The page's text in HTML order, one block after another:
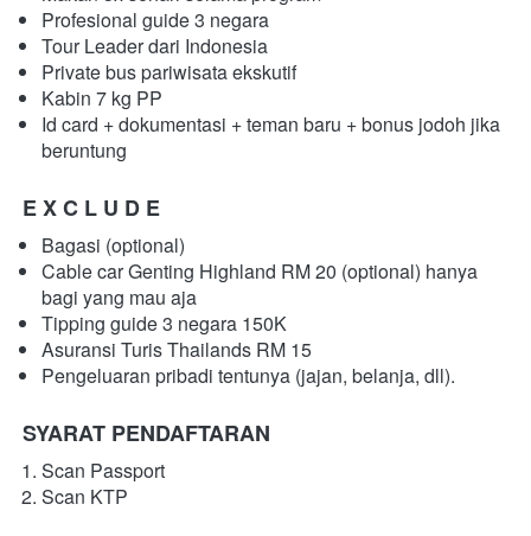
Profesional guide 3 negara
Tour Leader dari Indonesia
Private bus pariwisata ekskutif
Kabin 7 kg PP
Id card + dokumentasi + teman baru + bonus jodoh jika
beruntung
E X C L U D E
Bagasi (optional)
Cable car Genting Highland RM 20 (optional) hanya
bagi yang mau aja
Tipping guide 3 negara 150K
Asuransi Turis Thailands RM 15
Pengeluaran pribadi tentunya (jajan, belanja, dll).
SYARAT PENDAFTARAN
Scan Passport
Scan KTP